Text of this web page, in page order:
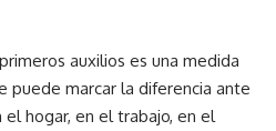
auxilios es una medida
puede marcar la diferencia ante
el hogar, en el trabajo, en el